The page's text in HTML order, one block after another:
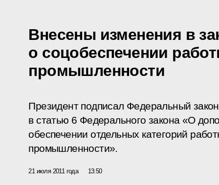
Внесены изменения в
о соцобеспечении
промышленности
Президент подписал Федеральный
в статью 6 Федерального закона «О
обеспечении отдельных категорий
промышленности».
21 июля 2011 года 13:50